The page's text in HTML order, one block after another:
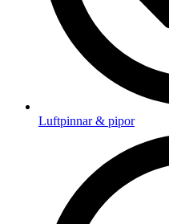
Luftpinnar & pipor